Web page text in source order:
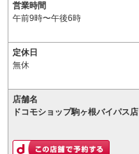
営業時間
午前9時〜午後6時
定休日
無休
店舗名
ドコモショップ駒ヶ根バイパス店